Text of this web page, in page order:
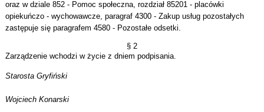
oraz w dziale 852 - Pomoc społeczna, rozdział 85201 - placówki
opiekuńczo - wychowawcze, paragraf 4300 - Zakup usług pozostałych
zastępuje się paragrafem 4580 - Pozostałe odsetki.
§ 2
Zarządzenie wchodzi w życie z dniem podpisania.
Starosta Gryfiński
Wojciech Konarski